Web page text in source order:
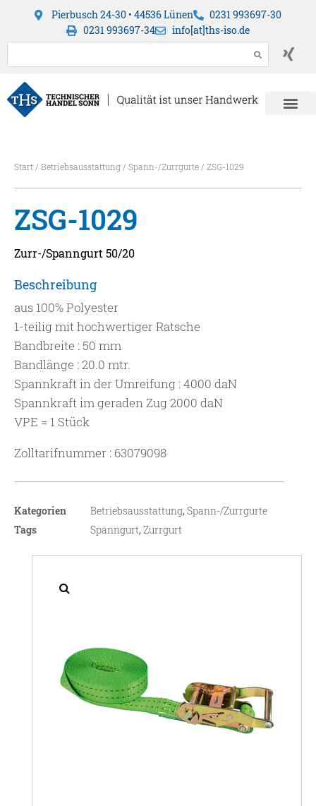
Pierbusch 24-30 • 44536 Lünen
0231 993697-30
0231 993697-34
info[at]ths-iso.de
Start/ Betriebsausstattung/ Spann-/Zurrgurte/ ZSG-1029
ZSG-1029
Zurr-/Spanngurt 50/20
Beschreibung
aus 100% Polyester
1-teilig mit hochwertiger Ratsche
Bandbreite : 50 mm
Bandlänge : 20.0 mtr.
Spannkraft in der Umreifung : 4000 daN
Spannkraft im geraden Zug 2000 daN
VPE = 1 Stück
Zolltarifnummer : 63079098
Kategorien Betriebsausstattung,Spann-/Zurrgurte
Tags
Spanngurt,Zurrgurt